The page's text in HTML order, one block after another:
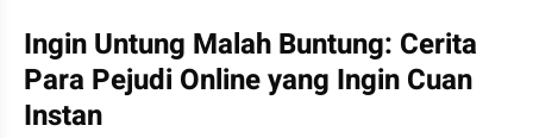
Ingin Untung Malah Buntung: Cerita
Para Pejudi Online yang Ingin Cuan
Instan